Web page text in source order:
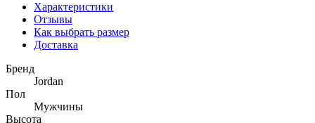
Характеристики
Отзывы
Как выбрать размер
Доставка
Бренд
Jordan
Пол
Мужчины
Высота